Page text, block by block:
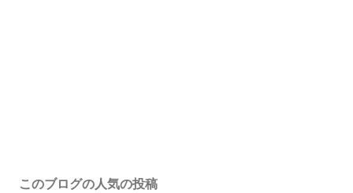
このブログの人気の投稿